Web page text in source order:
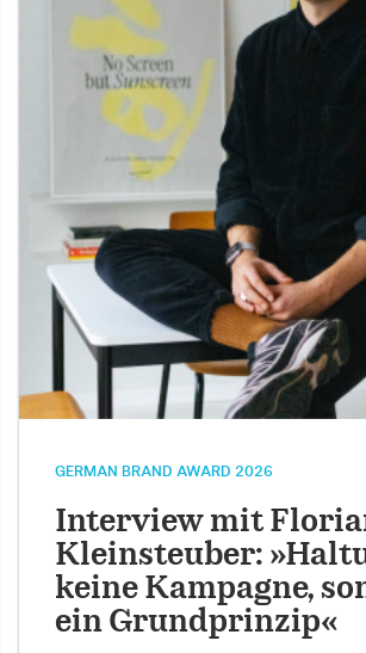
GERMAN BRAND AWARD 2026
Interview mit
Kleinsteuber:
keine Kampagne,
ein Grundprinzip«